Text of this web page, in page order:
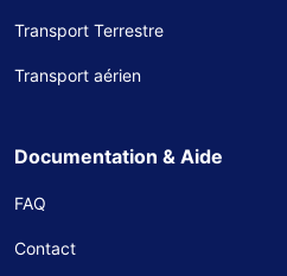
Transport Terrestre
Transport aérien
Documentation & Aide
FAQ
Contact